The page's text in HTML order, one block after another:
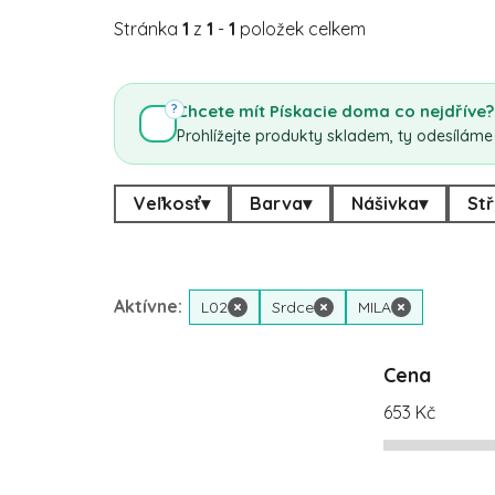
Stránka 1 z 1 - 1 položek celkem
Chcete mít Pískacie doma co nejdříve?
Prohlížejte produkty skladem, ty odesíláme
?
Veľkosť▾ Barva▾ Nášivka▾
Aktívne: L02 × Srdce × MILA ×
Cena
653 Kč